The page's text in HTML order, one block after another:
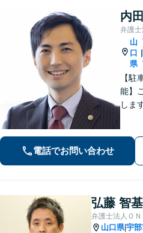
内
弁護
山
口
県
【駐
能】
しま
電話でお問い合わせ
弘藤 智基
弁護士法人Ｏ
山口県|宇